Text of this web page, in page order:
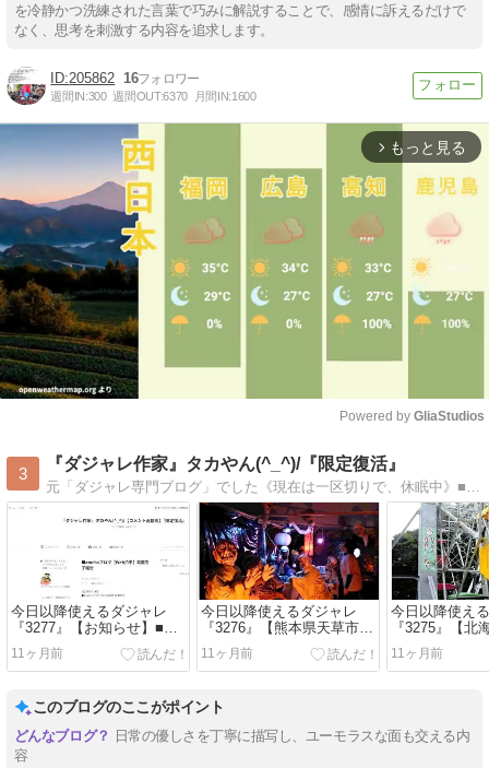
を冷静かつ洗練された言葉で巧みに解説することで、感情に訴えるだけで
なく、思考を刺激する内容を追求します。
205862 16
週間IN:300 週間OUT:6370 月間IN:1600
arrow_forward_ios もっと見る
Powered by GliaStudios
3
『ダジャレ作家』タカやん(^_^)/『限定復活』
元「ダジャレ専門ブログ」でした《現在は一区切りで、休眠中》■時事情報・近況報告等、ダジャレ交えて更新するかもしれません■個人的な【備忘録】として利用します(*´∇`)ﾉ ﾖﾛｼｸﾈ〜♪
今日以降使えるダジャレ
『3277』【お知らせ】■ダ
ジャレブログ投稿終了《X
では、ダジャレは呟きま
す》
11ヶ月前
今日以降使えるダジャレ
『3276』【熊本県天草市宮
地岳町「道の駅 宮地岳かか
しの里」】■道の駅で「か
かし肝試し」、花嫁姿の妖
「今にも動きだしそうで怖
い」
11ヶ月前
今日以降使え
『3275』【北
柳町の遊園地
に」】■「乗れ
現役日本最古
11ヶ月前
このブログのここがポイント
日常の優しさを丁寧に描写し、ユーモラスな面も交える内
容